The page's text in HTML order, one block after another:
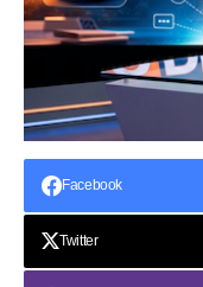
Facebook
Twitter